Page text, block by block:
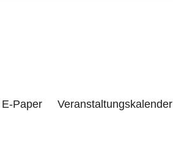
Paper Veranstaltungskalender